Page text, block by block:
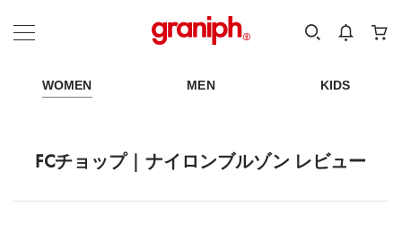
カテゴリーから探す
WOMEN MEN KIDS
FCチョップ｜ナイロンブルゾン レビュー